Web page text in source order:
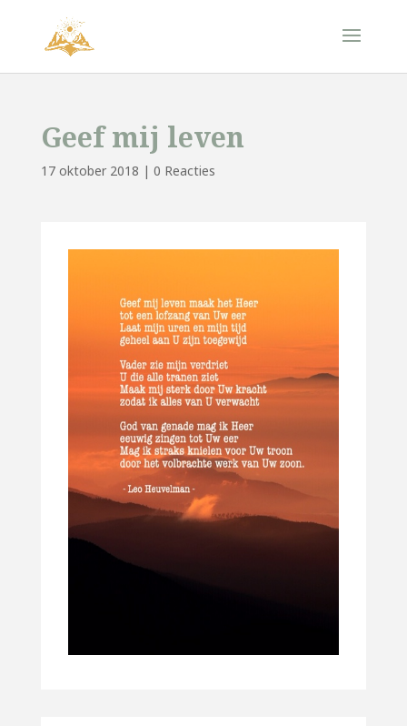
Geef mij leven
17 oktober 2018 | 0 Reacties